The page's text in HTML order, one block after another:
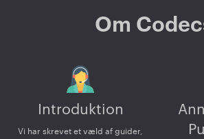
Om
Introduktion
Vi har skrevet et væld af guider,